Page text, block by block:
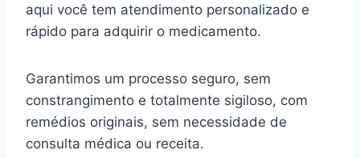
aqui você tem atendimento personalizado e
rápido para adquirir o medicamento.
Garantimos um processo seguro, sem
constrangimento e totalmente sigiloso, com
remédios originais, sem necessidade de
consulta médica ou receita.